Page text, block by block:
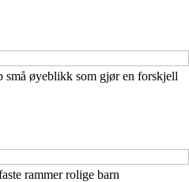
øyeblikk som gjør en forskjell
rammer rolige barn